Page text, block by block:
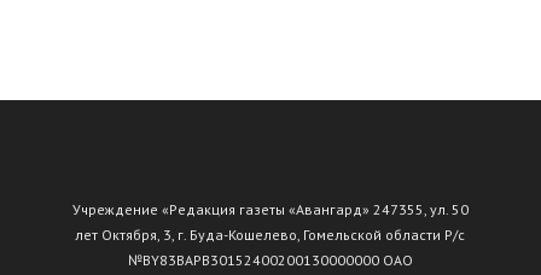
Учреждение «Редакция газеты «Авангард» 247355, ул. 50
лет Октября, 3, г. Буда-Кошелево, Гомельской области Р/с
№ВY83ВАРВ30152400200130000000 ОАО